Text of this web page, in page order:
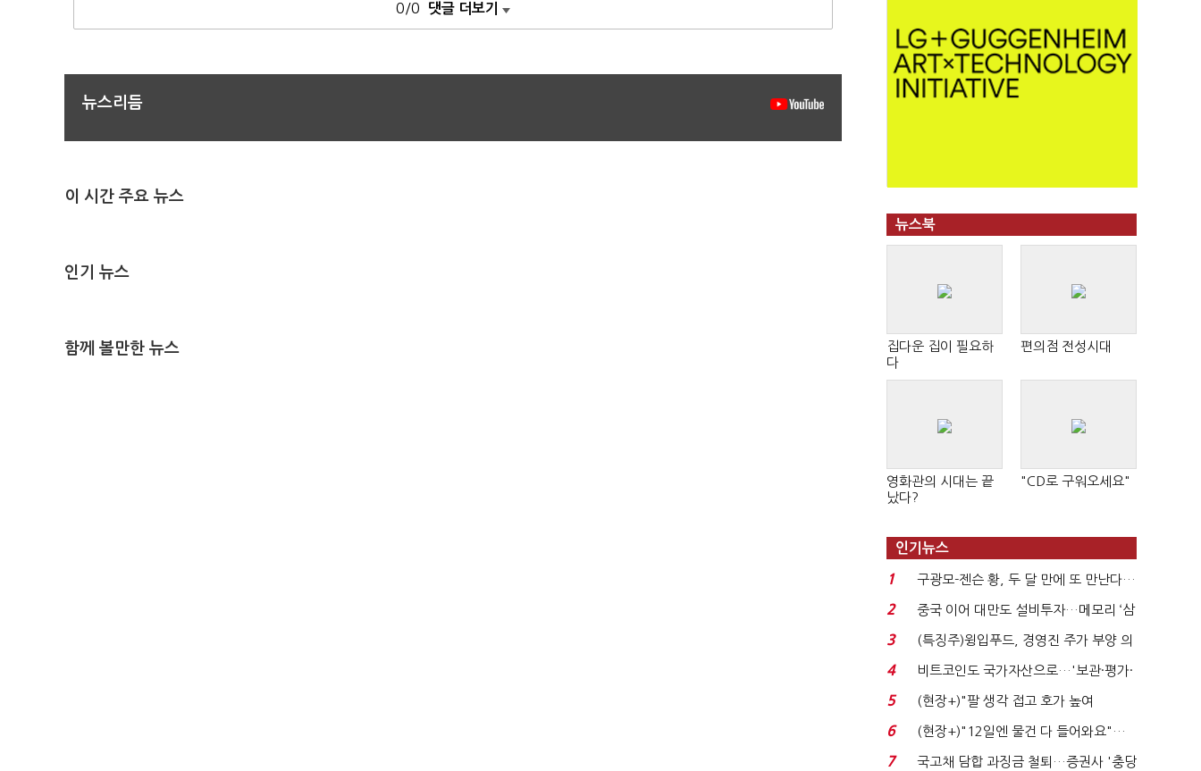
0/0 댓글 더보기
뉴스리듬
이 시간 주요 뉴스
인기 뉴스
함께 볼만한 뉴스
뉴스북
집다운 집이 필요하
다
편의점 전성시대
영화관의 시대는 끝
났다?
"CD로 구워오세요"
인기뉴스
1
구광모-젠슨 황, 두 달 만에 또 만난다…
로봇·AI 등 논...
2
중국 이어 대만도 설비투자…메모리 ‘삼
국전쟁’
3
(특징주)윙입푸드, 경영진 주가 부양 의
지에 상한가...
4
비트코인도 국가자산으로…'보관·평가·
처분' 기준은 ...
5
(현장+)"팔 생각 접고 호가 높여
요"…'덜 똘똘한 한 채' 20...
6
(현장+)"12일엔 물건 다 들어와요"…
빈 매대 채우며 문 연 ...
7 국고채 담합 과징금 철퇴…증권사 '충당